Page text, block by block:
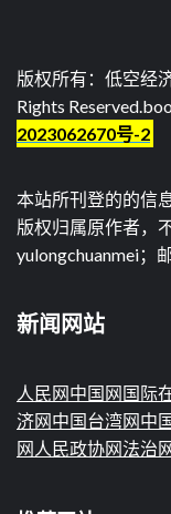
版权所有：低空经
Rights Reserved.
2023062670号-2
本站所刊登的的信
版权归属原作者，
yulongchuanmei；
新闻网站
人民网中国网国际
济网中国台湾网中
网 人民政协网法治